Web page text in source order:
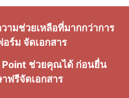
ามช่วยเหลือที่มากกว่าการ
ร์ม จัดเอกสาร
Point ช่วยคุณได้ ก่อนยื่น
ฟรีจัดเอกสาร